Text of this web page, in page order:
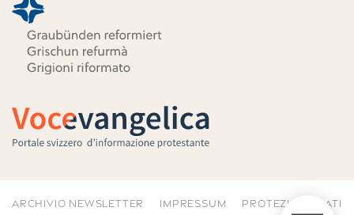
ARCHIVIO NEWSLETTER IMPRESSUM PROTEZIONE DATI